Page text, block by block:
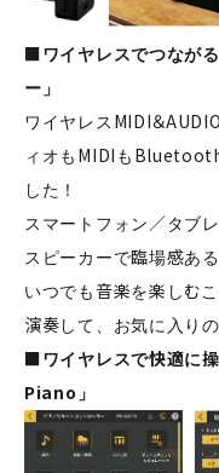
■ワイヤレスでつなが
ー」
ワイヤレスMIDI＆
ィオもMIDIも
した！
スマートフォン／タブ
スピーカーで臨場感あ
いつでも音楽を楽しむ
演奏して、お気に入り
■ワイヤレスで快適
Piano」